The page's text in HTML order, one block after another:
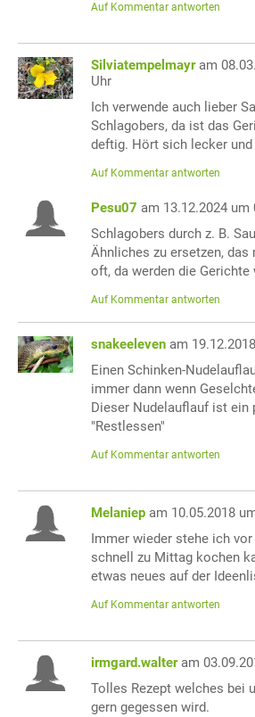
Auf Kommentar antworten
Silviatempelmayr am
Uhr
Ich verwende auch lieber
Schlagobers, da ist das
deftig. Hört sich lecker und
Auf Kommentar antworten
Pesu07 am 13.12.2024 um
Schlagobers durch z. B.
Ähnliches zu ersetzen, das
oft, da werden die Gerichte
Auf Kommentar antworten
snakeeleven am
Einen Schinken-
immer dann wenn
Dieser Nudelauflauf ist ein
"Restlessen"
Auf Kommentar antworten
Melaniep am 10.05.2018
Immer wieder stehe ich
schnell zu Mittag kochen
etwas neues auf der
Auf Kommentar antworten
irmgard.walter am
Tolles Rezept welches bei
gern gegessen wird.